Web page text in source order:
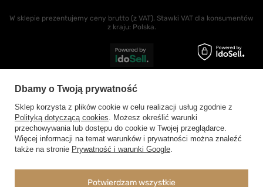
Dodaj do koszyka
Możesz kupić także poprzez:
W sklepie prezentujemy ceny brutto (z VAT). Stawki VAT dla konsumentów
z kraju: Polska.
Dbamy o Twoją prywatność
Sklep korzysta z plików cookie w celu realizacji usług zgodnie z
Polityką dotyczącą cookies. Możesz określić warunki
przechowywania lub dostępu do cookie w Twojej przeglądarce.
Więcej informacji na temat warunków i prywatności można znaleźć
także na stronie Prywatność i warunki Google.
Potwierdzam wszystkie